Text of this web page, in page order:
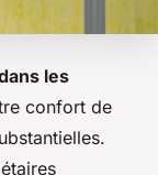
les
confort de